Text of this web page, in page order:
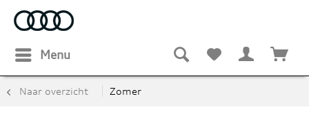
Menu
Naar overzicht Zomer